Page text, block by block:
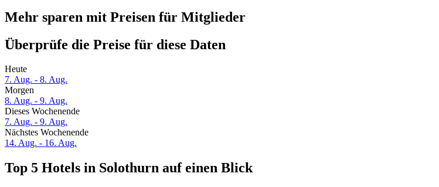
Mehr sparen mit Preisen für Mitglieder
Überprüfe die Preise für diese Daten
Heute
7. Aug. - 8. Aug.
Morgen
8. Aug. - 9. Aug.
Dieses Wochenende
7. Aug. - 9. Aug.
Nächstes Wochenende
14. Aug. - 16. Aug.
Top 5 Hotels in Solothurn auf einen Blick